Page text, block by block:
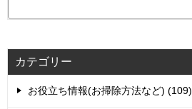
カテゴリー
お役立ち情報(お掃除方法など) (109)